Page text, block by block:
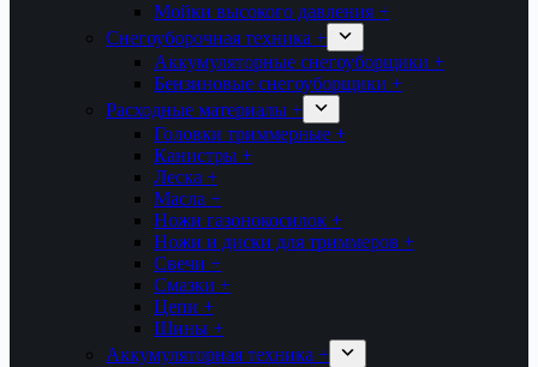
Мойки высокого давления +
Снегоуборочная техника +
Аккумуляторные снегоуборщики +
Бензиновые снегоуборщики +
Расходные материалы +
Головки триммерные +
Канистры +
Леска +
Масла +
Ножи газонокосилок +
Ножи и диски для триммеров +
Свечи +
Смазки +
Цепи +
Шины +
Аккумуляторная техника +